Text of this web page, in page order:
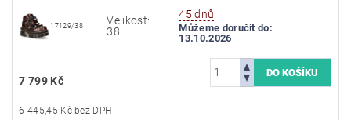
17129/38
Velikost:
38
45 dnů
Můžeme doručit do:
13.10.2026
7 799 Kč
6 445,45 Kč bez DPH